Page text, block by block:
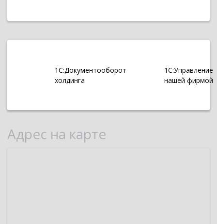
1С:Документооборот
холдинга
1С:Управление
нашей фирмой
Адрес на карте